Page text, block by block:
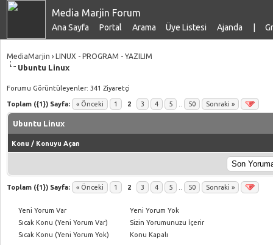
Media Marjin Forum
Ana Sayfa Portal Arama Üye Listesi Ajanda
MediaMarjin › LINUX - PROGRAM - YAZILIM
Ubuntu Linux
Forumu Görüntüleyenler: 341 Ziyaretçi
Toplam ({1}) Sayfa: « Önceki 1 2 3 4 5 50 Sonraki »
Ubuntu Linux
Konu / Konuyu Açan
Toplam ({1}) Sayfa: « Önceki 1 2 3 4 5 50 Sonraki »
Yeni Yorum Var
Sıcak Konu (Yeni Yorum Var)
Sıcak Konu (Yeni Yorum Yok)
Yeni Yorum Yok
Sizin Yorumunuzu İçerir
Konu Kapalı